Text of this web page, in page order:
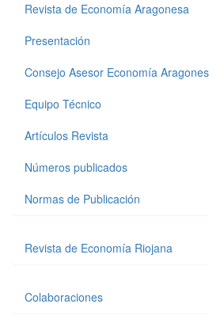
Revista de Economía Aragonesa
Presentación
Consejo Asesor Economía
Equipo Técnico
Artículos Revista
Números publicados
Normas de Publicación
Revista de Economía Riojana
Colaboraciones